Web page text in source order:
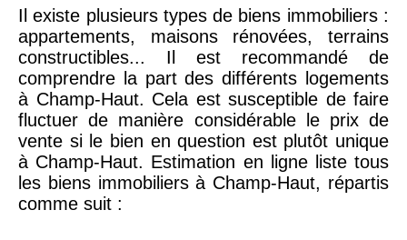
75013 -Paris
13ème
arrondissement
10 073 € 11 085 €
76600 -Le Havre 2 455 € 2 453 €
42000 -Saint-
Étienne
Il existe plusieurs types de biens immobiliers :
appartements, maisons rénovées, terrains
constructibles... Il est recommandé de
comprendre la part des différents logements
à Champ-Haut. Cela est susceptible de faire
fluctuer de manière considérable le prix de
vente si le bien en question est plutôt unique
à Champ-Haut. Estimation en ligne liste tous
les biens immobiliers à Champ-Haut, répartis
comme suit :